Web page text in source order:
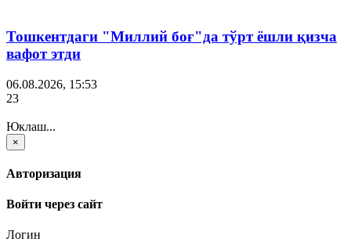
Тошкентдаги "Миллий боғ"да тўрт ёшли қизча
вафот этди
06.08.2026, 15:53
23
Юклаш...
×
Авторизация
Войти через сайт
Логин